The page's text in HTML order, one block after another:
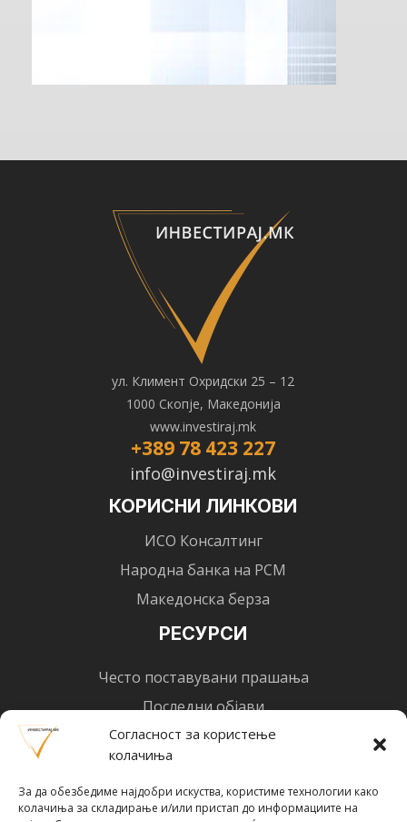
Согласност за користење
колачиња
За да обезбедиме најдобри искуства, користиме технологии како
колачиња за складирање и/или пристап до информациите на
ул. Климент Охридски 25 – 12
1000 Скопје, Македонија
www.investiraj.mk
+389 78 423 227
info@investiraj.mk
КОРИСНИ ЛИНКОВИ
ИСО Консалтинг
Народна банка на РСМ
Македонска берза
РЕСУРСИ
Често поставувани прашања
Последни објави
Најнови вести
Почни со инвестирање